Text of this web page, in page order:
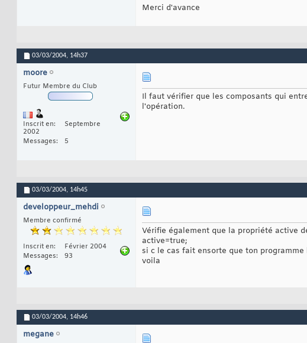
Merci d'avance
03/03/2004, 14h37
moore
Futur Membre du Club
Inscrit en
Septembre
2002
Messages
5
Il faut vérifier que les composants qui
l'opération.
03/03/2004, 14h45
developpeur_mehdi
Membre confirmé
Inscrit en
Février 2004
Messages
93
Vérifie également que la propriété active
active=true;
si c le cas fait ensorte que ton
voila
03/03/2004, 14h46
megane